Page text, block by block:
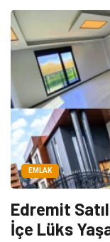
EMLAK
Edremit
İçe Lüks